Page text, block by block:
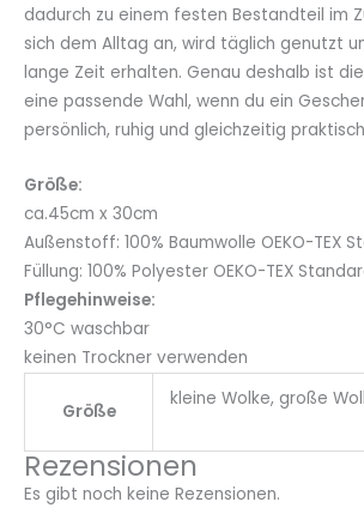
dadurch zu einem festen Bestandteil im
sich dem Alltag an, wird täglich genutzt
lange Zeit erhalten. Genau deshalb ist
eine passende Wahl, wenn du ein
persönlich, ruhig und gleichzeitig
Größe:
ca.45cm x 30cm
Außenstoff: 100% Baumwolle OEKO-TEX
Füllung: 100% Polyester OEKO-TEX
Pflegehinweise:
30°C waschbar
keinen Trockner verwenden
Größe
kleine Wolke, große
Rezensionen
Es gibt noch keine Rezensionen.